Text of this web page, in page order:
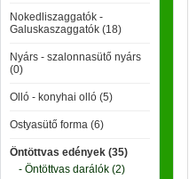
Nokedliszaggatók -
Galuskaszaggatók (18)
Nyárs - szalonnasütő nyárs
(0)
Olló - konyhai olló (5)
Ostyasütő forma (6)
Öntöttvas edények (35)
- Öntöttvas darálók (2)